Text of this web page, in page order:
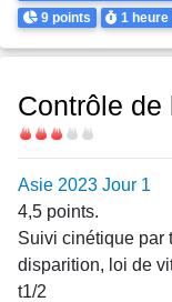
Points
9 points Durée
1 heure
Contrôle de
Difficulté
Asie 2023 Jour 1
4,5 points.
Suivi cinétique par
disparition, loi de
t1/2